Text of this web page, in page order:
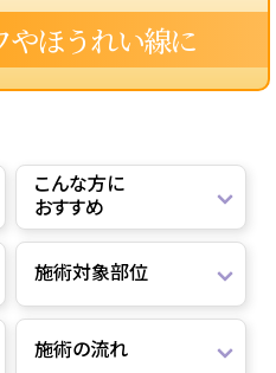
ほうれい線に
こんな方に
おすすめ
施術対象部位
施術の流れ